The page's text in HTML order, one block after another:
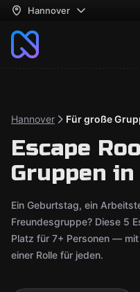
Hannover
Hannover Für große
Escape
Gruppen
Ein Geburtstag, ein
Freundesgruppe? Diese 5
Platz für 7+ Personen — mit
einer Rolle für jeden.